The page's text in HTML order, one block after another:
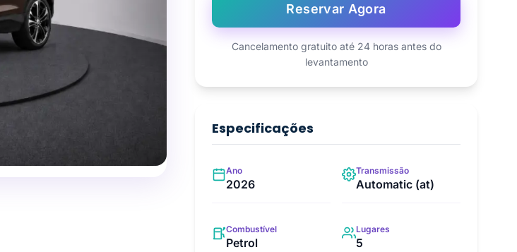
Reservar Agora
Cancelamento gratuito até 24 horas antes do
levantamento
Especificações
Ano
2026
Transmissão
Automatic (at)
Combustível
Petrol
Lugares
5